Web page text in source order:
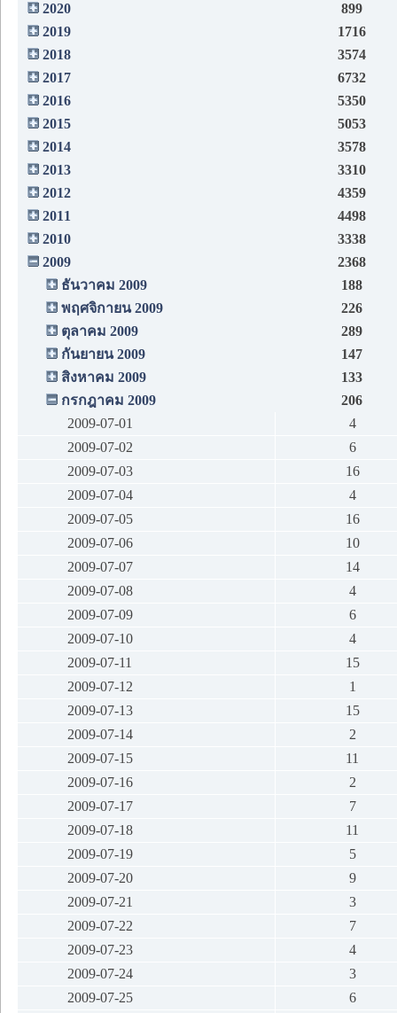
2020
899
2019
1716
2018
3574
2017
6732
2016
5350
2015
5053
2014
3578
2013
3310
2012
4359
2011
4498
2010
3338
2009
2368
ธันวาคม 2009
188
พฤศจิกายน 2009
226
ตุลาคม 2009
289
กันยายน 2009
147
สิงหาคม 2009
133
กรกฎาคม 2009
206
2009-07-01
4
2009-07-02
6
2009-07-03
16
2009-07-04
4
2009-07-05
16
2009-07-06
10
2009-07-07
14
2009-07-08
4
2009-07-09
6
2009-07-10
4
2009-07-11
15
2009-07-12
1
2009-07-13
15
2009-07-14
2
2009-07-15
11
2009-07-16
2
2009-07-17
7
2009-07-18
11
2009-07-19
5
2009-07-20
9
2009-07-21
3
2009-07-22
7
2009-07-23
4
2009-07-24
3
2009-07-25
6